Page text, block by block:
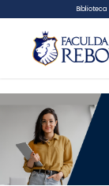
Biblioteca